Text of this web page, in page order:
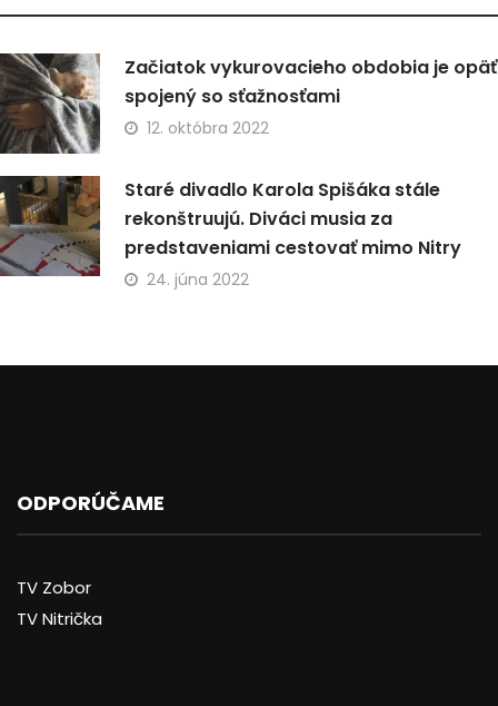
Začiatok vykurovacieho obdobia je opäť
spojený so sťažnosťami
12. októbra 2022
Staré divadlo Karola Spišáka stále
rekonštruujú. Diváci musia za
predstaveniami cestovať mimo Nitry
24. júna 2022
ODPORÚČAME
TV Zobor
TV Nitrička